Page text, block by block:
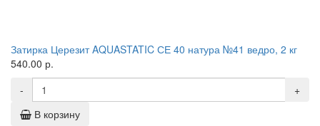
Затирка Церезит AQUASTATIC СЕ 40 натура №41 ведро, 2 кг
540.00 р.
-
+
В корзину